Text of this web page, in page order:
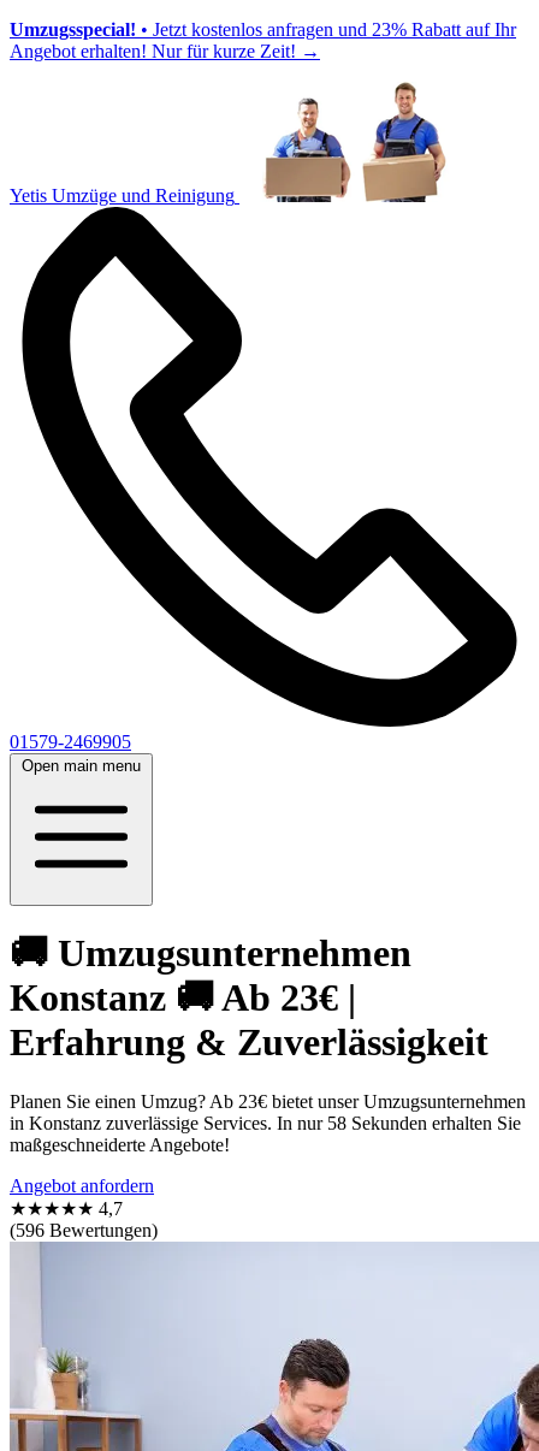
Umzugsspecial! • Jetzt kostenlos anfragen und 23% Rabatt auf Ihr
Angebot erhalten! Nur für kurze Zeit! →
Yetis Umzüge und Reinigung
01579-2469905
Open main menu
🚚 Umzugsunternehmen
Konstanz 🚚 Ab 23€ |
Erfahrung & Zuverlässigkeit
Planen Sie einen Umzug? Ab 23€ bietet unser Umzugsunternehmen
in Konstanz zuverlässige Services. In nur 58 Sekunden erhalten Sie
maßgeschneiderte Angebote!
Angebot anfordern
★★★★★ 4,7
(596 Bewertungen)